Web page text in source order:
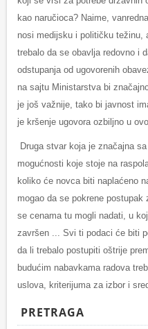
kao naručioca? Naime,
nosi medijsku i političku težinu,
trebalo da se obavlja redovno i
odstupanja od ugovorenih
na sajtu Ministarstva bi
je još važnije, tako bi javnost
je kršenje ugovora ozbiljno u
Druga stvar koja je značajna
mogućnosti koje stoje na
koliko će novca biti naplaćeno
mogao da se pokrene
se cenama tu mogli nadati, u
završen ... Svi ti podaci će biti
da li trebalo postupiti oštrije
budućim nabavkama radova
uslova, kriterijuma za izbor i
PRETRAGA